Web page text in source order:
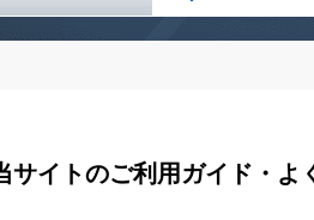
サイトのご利用ガイド・